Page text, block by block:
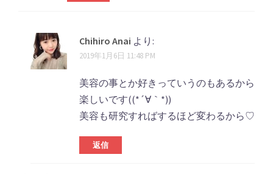
Chihiro Anai より:
2019年1月6日 11:48 PM
美容の事とか好きっていうのもあるから
楽しいです((*´∀｀*))
美容も研究すればするほど変わるから♡
返信